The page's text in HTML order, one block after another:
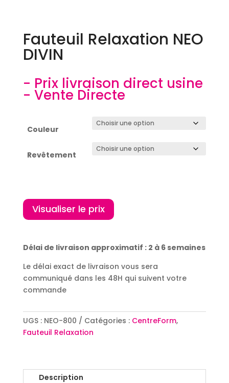
Fauteuil Relaxation NEO
DIVIN
- Prix livraison direct usine
- Vente Directe
Couleur
Revêtement
Visualiser le prix
Délai de livraison approximatif : 2 à 6 semaines
Le délai exact de livraison vous sera
communiqué dans les 48H qui suivent votre
commande
UGS : NEO-800 Catégories : CentreForm,
Fauteuil Relaxation
Description